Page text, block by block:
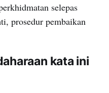
selepas
prosedur pembaikan
kata ini